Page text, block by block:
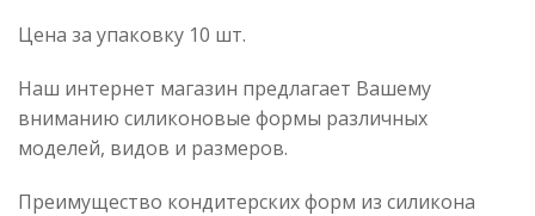
Цена за упаковку 10 шт.
Наш интернет магазин предлагает Вашему
вниманию силиконовые формы различных
моделей, видов и размеров.
Преимущество кондитерских форм из силикона